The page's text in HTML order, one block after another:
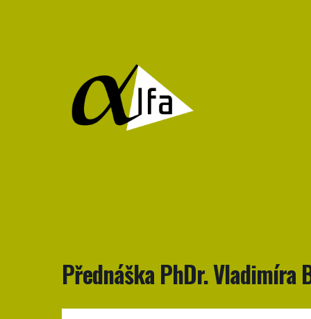
Přednáška PhDr. Vladimíra